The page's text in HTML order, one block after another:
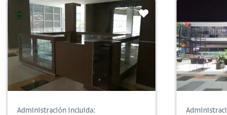
Administración incluida: